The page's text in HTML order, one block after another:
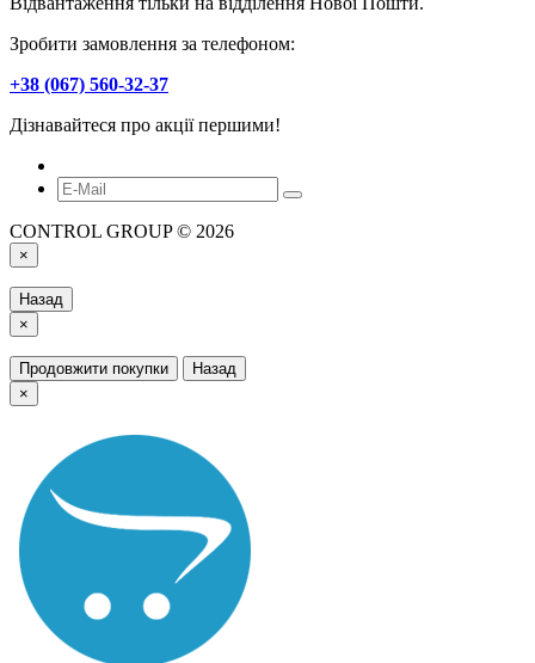
Зробити замовлення за телефоном:
+38 (067) 560-32-37
Дізнавайтеся про акції першими!
CONTROL GROUP © 2026
×
Назад
×
Продовжити покупки
Назад
×